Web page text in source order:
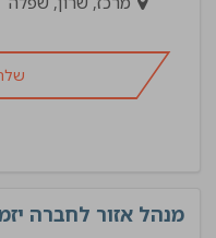
מנהל אזור לחברה